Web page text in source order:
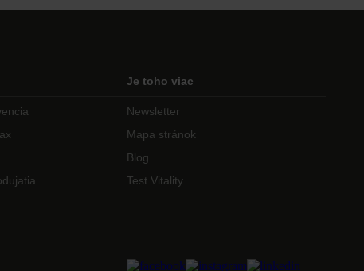
Je toho viac
Newsletter
Mapa stránok
Blog
Test Vitality